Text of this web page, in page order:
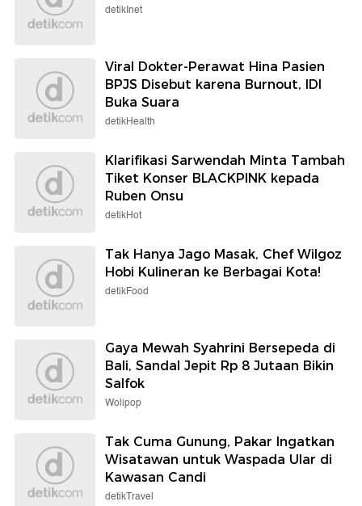
detikInet
Viral Dokter-Perawat Hina Pasien
BPJS Disebut karena Burnout, IDI
Buka Suara
detikHealth
Klarifikasi Sarwendah Minta Tambah
Tiket Konser BLACKPINK kepada
Ruben Onsu
detikHot
Tak Hanya Jago Masak, Chef Wilgoz
Hobi Kulineran ke Berbagai Kota!
detikFood
Gaya Mewah Syahrini Bersepeda di
Bali, Sandal Jepit Rp 8 Jutaan Bikin
Salfok
Wolipop
Tak Cuma Gunung, Pakar Ingatkan
Wisatawan untuk Waspada Ular di
Kawasan Candi
detikTravel